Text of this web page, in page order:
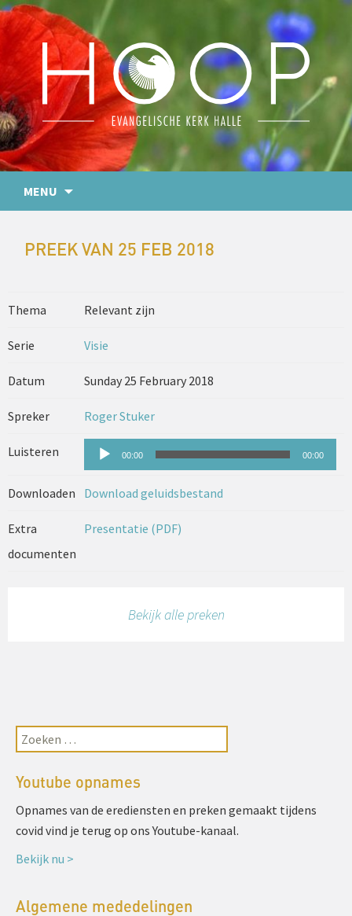
MENU
PREEK VAN 25 FEB 2018
Thema Relevant zijn
Serie Visie
Datum Sunday 25 February 2018
Spreker Roger Stuker
Luisteren Audiospeler
00:00 00:00
Downloaden Download geluidsbestand
Extra
documenten
Presentatie (PDF)
Bekijk alle preken
Youtube opnames
Opnames van de erediensten en preken gemaakt tijdens
covid vind je terug op ons Youtube-kanaal.
Bekijk nu >
Algemene mededelingen